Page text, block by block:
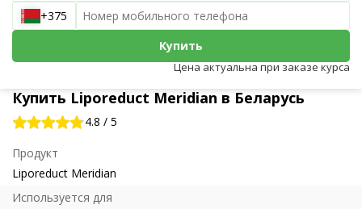
Купить Liporeduct Meridian в Беларусь
4.8 / 5
Продукт
Liporeduct Meridian
Используется для
+375
Купить
Цена актуальна при заказе курса